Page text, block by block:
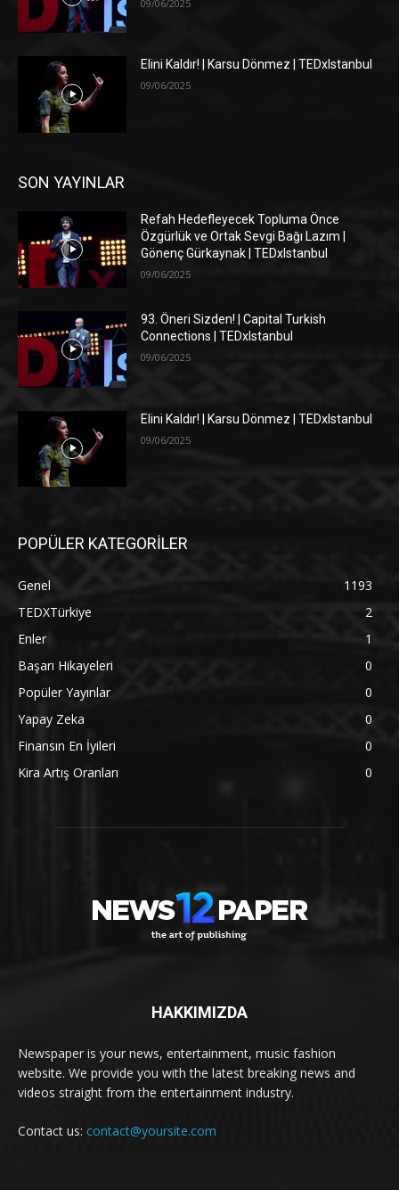
09/06/2025
Elini Kaldır! | Karsu Dönmez | TEDxIstanbul
09/06/2025
SON YAYINLAR
Refah Hedefleyecek Topluma Önce
Özgürlük ve Ortak Sevgi Bağı Lazım |
Gönenç Gürkaynak | TEDxIstanbul
09/06/2025
93. Öneri Sizden! | Capital Turkish
Connections | TEDxIstanbul
09/06/2025
Elini Kaldır! | Karsu Dönmez | TEDxIstanbul
09/06/2025
POPÜLER KATEGORİLER
Genel
1193
TEDXTürkiye
2
Enler
1
Başarı Hikayeleri
0
Popüler Yayınlar
0
Yapay Zeka
0
Finansın En İyileri
0
Kira Artış Oranları
0
HAKKIMIZDA
Newspaper is your news, entertainment, music fashion
website. We provide you with the latest breaking news and
videos straight from the entertainment industry.
Contact us: contact@yoursite.com